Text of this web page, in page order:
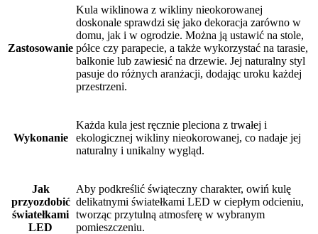
Zastosowanie
Kula wiklinowa z wikliny nieokorowanej
doskonale sprawdzi się jako dekoracja zarówno w
domu, jak i w ogrodzie. Można ją ustawić na stole,
półce czy parapecie, a także wykorzystać na tarasie,
balkonie lub zawiesić na drzewie. Jej naturalny styl
pasuje do różnych aranżacji, dodając uroku każdej
przestrzeni.
Wykonanie
Każda kula jest ręcznie pleciona z trwałej i
ekologicznej wikliny nieokorowanej, co nadaje jej
naturalny i unikalny wygląd.
Jak
przyozdobić
światełkami
LED
Aby podkreślić świąteczny charakter, owiń kulę
delikatnymi światełkami LED w ciepłym odcieniu,
tworząc przytulną atmosferę w wybranym
pomieszczeniu.